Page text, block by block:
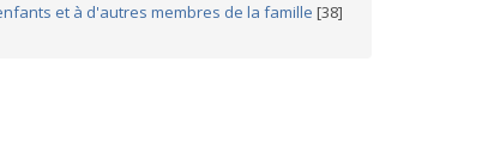
et à d'autres membres de la famille [38]